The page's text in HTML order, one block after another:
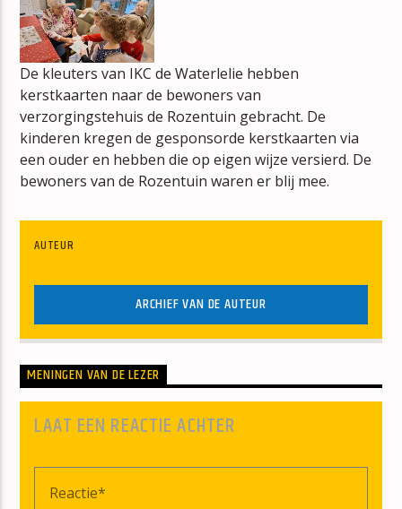
mz-radio
De kleuters van IKC de Waterlelie hebben
kerstkaarten naar de bewoners van
verzorgingstehuis de Rozentuin gebracht. De
kinderen kregen de gesponsorde kerstkaarten via
een ouder en hebben die op eigen wijze versierd. De
bewoners van de Rozentuin waren er blij mee.
AUTEUR
ARCHIEF VAN DE AUTEUR
MENINGEN VAN DE LEZER
LAAT EEN REACTIE ACHTER